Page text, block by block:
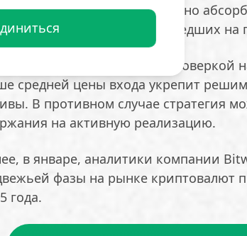
о том, что рынок успешно
и инвесторов, вошедших на
динамика будет проверкой
средней цены входа укрепит
В противном случае стратегия
на активную реализацию.
в январе, аналитики компании
фазы на рынке криптовалют
года.